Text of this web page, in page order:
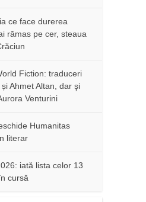
ce face durerea
rămas pe cer, steaua
Fiction: traduceri
Ahmet Altan, dar şi
Venturini
Humanitas
literar
iată lista celor 13
cursă